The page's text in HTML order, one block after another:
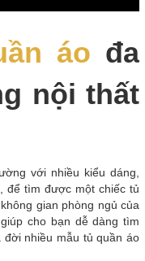
áo đa
nội thất
với nhiều kiểu dáng,
để tìm được một chiếc tủ
gian phòng ngủ của
cho bạn dễ dàng tìm
nhiều mẫu tủ quần áo